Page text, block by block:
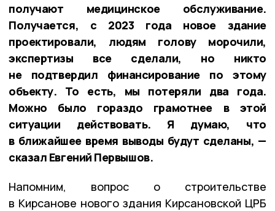
получают медицинское обслуживание.
Получается, с 2023 года новое здание
проектировали, людям голову морочили,
экспертизы все сделали, но никто
не подтвердил финансирование по этому
объекту. То есть, мы потеряли два года.
Можно было гораздо грамотнее в этой
ситуации действовать. Я думаю, что
в ближайшее время выводы будут сделаны, —
сказал Евгений Первышов.
Напомним, вопрос о строительстве
в Кирсанове нового здания Кирсановской ЦРБ